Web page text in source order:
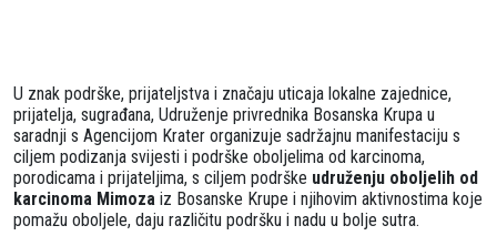
U znak podrške, prijateljstva i značaju uticaja lokalne zajednice,
prijatelja, sugrađana, Udruženje privrednika Bosanska Krupa u
saradnji s Agencijom Krater organizuje sadržajnu manifestaciju s
ciljem podizanja svijesti i podrške oboljelima od karcinoma,
porodicama i prijateljima, s ciljem podrške udruženju oboljelih od
karcinoma Mimoza iz Bosanske Krupe i njihovim aktivnostima koje
pomažu oboljele, daju različitu podršku i nadu u bolje sutra.